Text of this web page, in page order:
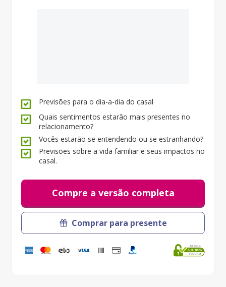
Previsões para o dia-a-dia do casal
Quais sentimentos estarão mais presentes no
relacionamento?
Vocês estarão se entendendo ou se estranhando?
Previsões sobre a vida familiar e seus impactos no
casal.
Compre a versão completa
Comprar para presente